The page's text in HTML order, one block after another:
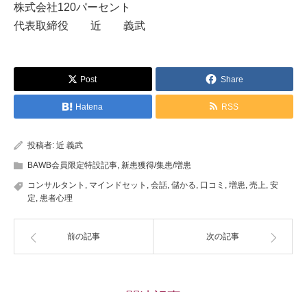
株式会社120パーセント
代表取締役 近 義武
Post
/home/letusgroove/120percent-
syuukan/wp-
content/plugins/sns-count-
Share
Hatena RSS
投稿者: 近 義武
BAWB会員限定特設記事, 新患獲得/集患/増患
コンサルタント , マインドセット , 会話, 儲かる, 口コミ , 増患, 売上, 安
定, 患者心理
前の記事 次の記事